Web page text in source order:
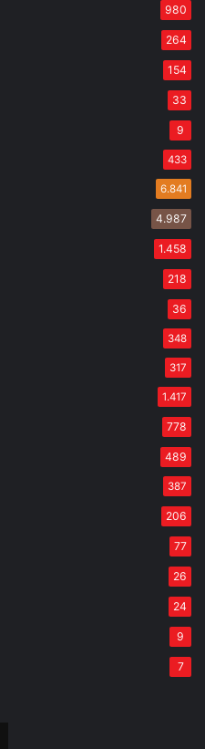
980
264
154
33
9
433
6.841
4.987
1.458
218
36
348
317
1.417
778
489
387
206
77
26
24
9
7